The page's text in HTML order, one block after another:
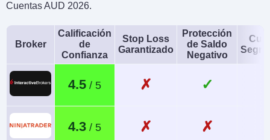
Cuentas AUD 2026.
Broker
Calificación
de
Confianza
Stop Loss
Garantizado
Protección
de Saldo
Negativo
4.5 ✗ ✓
4.3 ✗ ✗